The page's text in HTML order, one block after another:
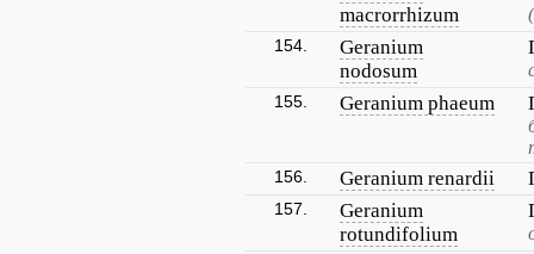
macrorrhizum
154.
Geranium
nodosum
155. Geranium phaeum
156. Geranium renardii
157.
Geranium
rotundifolium